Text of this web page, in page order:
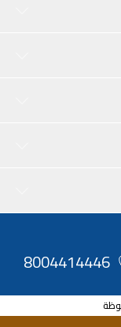
8004414446